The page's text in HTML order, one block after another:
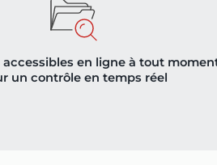
en ligne à tout
un contrôle en temps réel